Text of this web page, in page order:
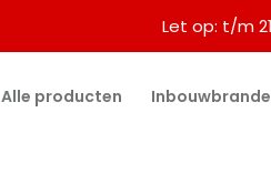
Alle producten
Let op: t/m